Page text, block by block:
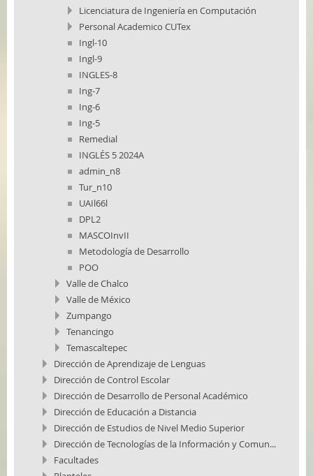
Licenciatura de Ingeniería en Computación
Personal Academico CUTex
Ingl-10
Ingl-9
INGLES-8
Ing-7
Ing-6
Ing-5
Remedial
INGLÉS 5 2024A
admin_n8
Tur_n10
UAIl66l
DPL2
MASCOInvII
Metodología de Desarrollo
POO
Valle de Chalco
Valle de México
Zumpango
Tenancingo
Temascaltepec
Dirección de Aprendizaje de Lenguas
Dirección de Control Escolar
Dirección de Desarrollo de Personal Académico
Dirección de Educación a Distancia
Dirección de Estudios de Nivel Medio Superior
Dirección de Tecnologías de la Información y Comun...
Facultades